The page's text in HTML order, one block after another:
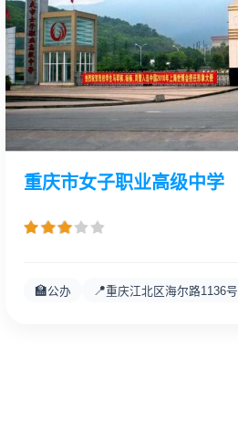
重庆市女子职业高级中学
🏫公办 📍重庆江北区海尔路1136号